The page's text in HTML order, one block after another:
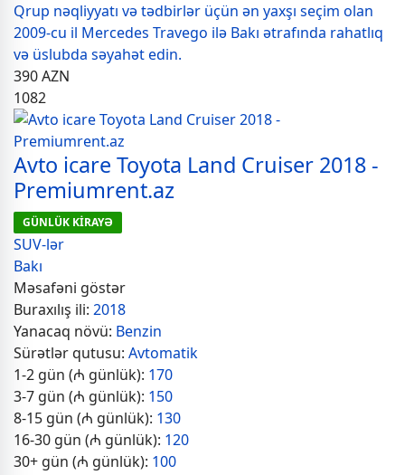
Qrup nəqliyyatı və tədbirlər üçün ən yaxşı seçim olan
2009-cu il Mercedes Travego ilə Bakı ətrafında rahatlıq
və üslubda səyahət edin.
390AZN
1082
Avto icare Toyota Land Cruiser 2018 -
Premiumrent.az
GÜNLÜK KİRAYƏ
SUV-lər
Bakı
Məsafəni göstər
Buraxılış ili: 2018
Yanacaq növü: Benzin
Sürətlər qutusu: Avtomatik
1-2 gün (₼ günlük): 170
3-7 gün (₼ günlük): 150
8-15 gün (₼ günlük): 130
16-30 gün (₼ günlük): 120
30+ gün (₼ günlük): 100